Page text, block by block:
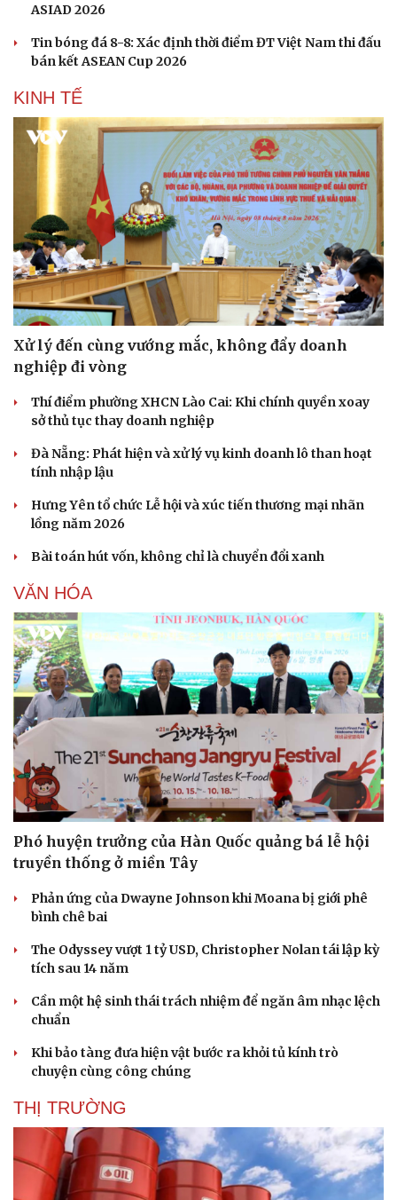
Văn hóa
Sân khấu - Điện ảnh
Văn học
Âm nhạc
Di sản
Giải trí
Thời trang
Sao Việt
ASIAD 2026
Tin bóng đá 8-8: Xác định thời điểm ĐT Việt Nam thi đấu
bán kết ASEAN Cup 2026
KINH TẾ
Xử lý đến cùng vướng mắc, không đẩy doanh
nghiệp đi vòng
Thí điểm phường XHCN Lào Cai: Khi chính quyền xoay
sở thủ tục thay doanh nghiệp
Đà Nẵng: Phát hiện và xử lý vụ kinh doanh lô than hoạt
tính nhập lậu
Hưng Yên tổ chức Lễ hội và xúc tiến thương mại nhãn
lồng năm 2026
Bài toán hút vốn, không chỉ là chuyển đổi xanh
VĂN HÓA
Phó huyện trưởng của Hàn Quốc quảng bá lễ hội
truyền thống ở miền Tây
Phản ứng của Dwayne Johnson khi Moana bị giới phê
bình chê bai
The Odyssey vượt 1 tỷ USD, Christopher Nolan tái lập kỳ
tích sau 14 năm
Cần một hệ sinh thái trách nhiệm để ngăn âm nhạc lệch
chuẩn
Khi bảo tàng đưa hiện vật bước ra khỏi tủ kính trò
chuyện cùng công chúng
THỊ TRƯỜNG